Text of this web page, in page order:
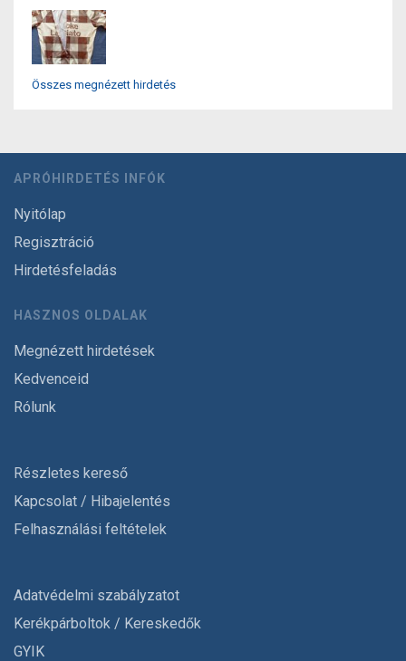
Összes megnézett hirdetés
APRÓHIRDETÉS INFÓK
Nyitólap
Regisztráció
Hirdetésfeladás
HASZNOS OLDALAK
Megnézett hirdetések
Kedvenceid
Rólunk
Részletes kereső
Kapcsolat / Hibajelentés
Felhasználási feltételek
Adatvédelmi szabályzatot
Kerékpárboltok / Kereskedők
GYIK